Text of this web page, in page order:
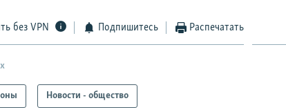
без VPN Подпишитесь Распечатать
Новости - общество